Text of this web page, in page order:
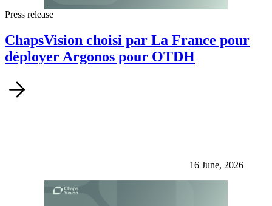
Press release
ChapsVision choisi par La France pour
déployer Argonos pour OTDH
16 June, 2026